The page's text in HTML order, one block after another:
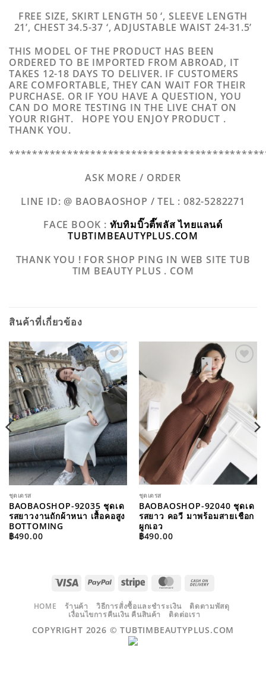
FREE SIZE, SKIRT LENGTH 50 ‘, SLEEVE LENGTH
21’, CHEST 34.5-37 ‘, ADJUSTABLE WAIST 24-31.5’
THIS MODEL OF THE PRODUCT HAS BEEN
ORDERED TO BE IMPORTED FROM ABROAD, IT
TAKES 12-18 DAYS TO DELIVER. IF CUSTOMERS
ARE COMFORTABLE, THEY CAN WAIT FOR THEIR
PURCHASE. OR IF YOU HAVE A QUESTION, YOU
CAN DO MORE TESTING IN THE LIVE CHAT ON
YOUR RIGHT. HOPE YOU ENJOY PRODUCT .
THANK YOU.
ASK MORE / ORDER
LINE ID: @ BAOBAOSHOP /TEL : 082-5282271
FACE BOOK : ทับทิมบิ๊วตี๊พลัส ไทยแลนด์
TUBTIMBEAUTYPLUS.COM
THANK YOU ! FOR SHOP PING IN WEB SITE TUB
TIM BEAUTY PLUS . COM
สินค้าที่เกี่ยวข้อง
ADD TO
WISHLIST
ชุดเดรส
BAOBAOSHOP-92035 ชุดเด
รสยาวงานถักผ้าหนา เสื้อคอสูง
BOTTOMING
฿490.00
ADD TO
WISHLIST
ชุดเดรส
BAOBAOSHOP-92040 ชุดเด
รสยาว คอวี มาพร้อมสายเชือก
ผูกเอว
฿490.00
VISA PAYPALSTRIPE MASTERCARD
DELIVERY
HOME ร้านค้า วิธีการสั่งซื้อและชำระเงิน
ติดตามพัสดุ
เงื่อนไขการคืนเงิน คืนสินค้า
ติดต่อเรา
COPYRIGHT 2026 ©TUBTIMBEAUTYPLUS.COM